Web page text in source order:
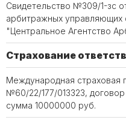
Свидетельство №309/1-зс
арбитражных управляющих
"Центральное Агентство
Страхование
Международная страховая
№60/22/177/013323,
сумма 10000000 руб.